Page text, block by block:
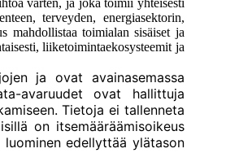
varten, ja joka toimii yhteisesti
terveyden, energiasektorin,
mahdollistaa toimialan sisäiset ja
liiketoimintaekosysteemit ja
ja ovat avainasemassa
avaruudet ovat hallittuja
Tietoja ei tallenneta
on itsemääräämisoikeus
edellyttää ylätason